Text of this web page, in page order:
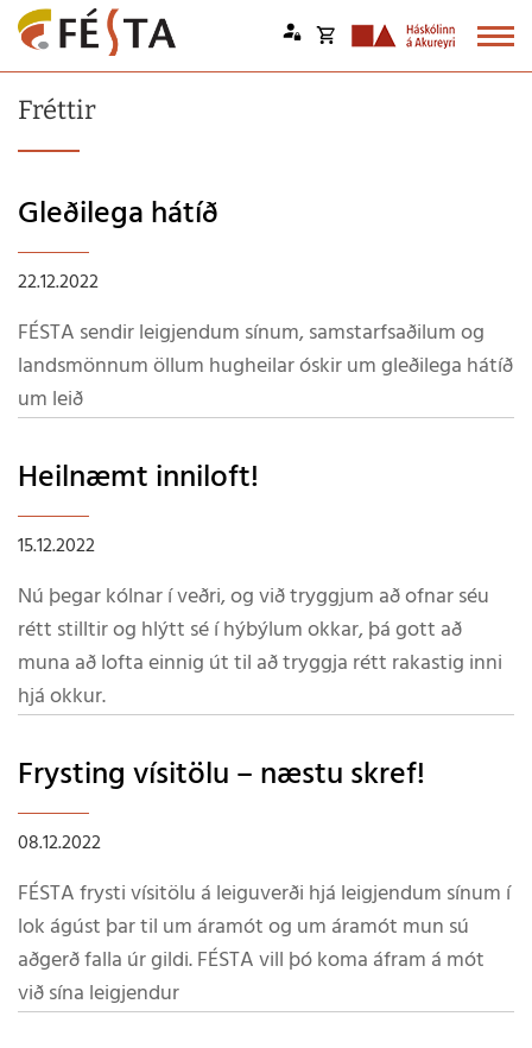
Opna
körfu
Karfan þín
Karfan er tóm.
Fréttir
Gleðilega hátíð
22.12.2022
FÉSTA sendir leigjendum sínum, samstarfsaðilum og
landsmönnum öllum hugheilar óskir um gleðilega hátíð
um leið
Heilnæmt inniloft!
15.12.2022
Nú þegar kólnar í veðri, og við tryggjum að ofnar séu
rétt stilltir og hlýtt sé í hýbýlum okkar, þá gott að
muna að lofta einnig út til að tryggja rétt rakastig inni
hjá okkur.
Frysting vísitölu – næstu skref!
08.12.2022
FÉSTA frysti vísitölu á leiguverði hjá leigjendum sínum í
lok ágúst þar til um áramót og um áramót mun sú
aðgerð falla úr gildi. FÉSTA vill þó koma áfram á mót
við sína leigjendur